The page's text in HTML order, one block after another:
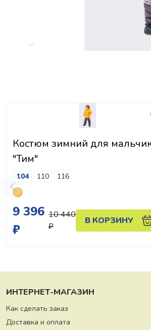
Костюм зимний для
"Тим"
104 110 116
9 396
₽
10 440
₽
В КОРЗИНУ
ИНТЕРНЕТ-МАГАЗИН
Как сделать заказ
Доставка и оплата